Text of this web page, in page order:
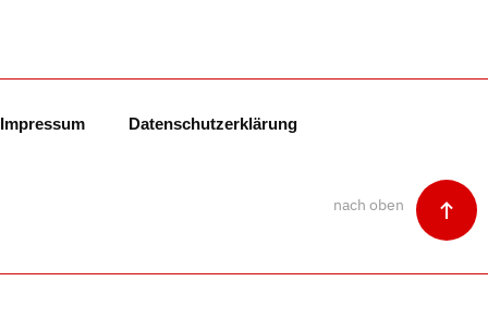
Impressum Datenschutzerklärung
nach oben